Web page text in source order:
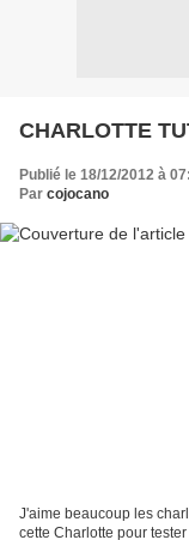
CHARLOTTE
Publié le 18/12/2012 à
Par cojocano
J'aime beaucoup les
cette Charlotte pour